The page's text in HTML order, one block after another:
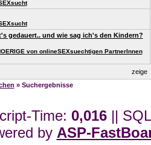
gedauert.. und wie sag ich's den Kindern?
von onlineSEXsuechtigen PartnerInnen
zeige
» Suchergebnisse
Time: 0,016||
by ASP-